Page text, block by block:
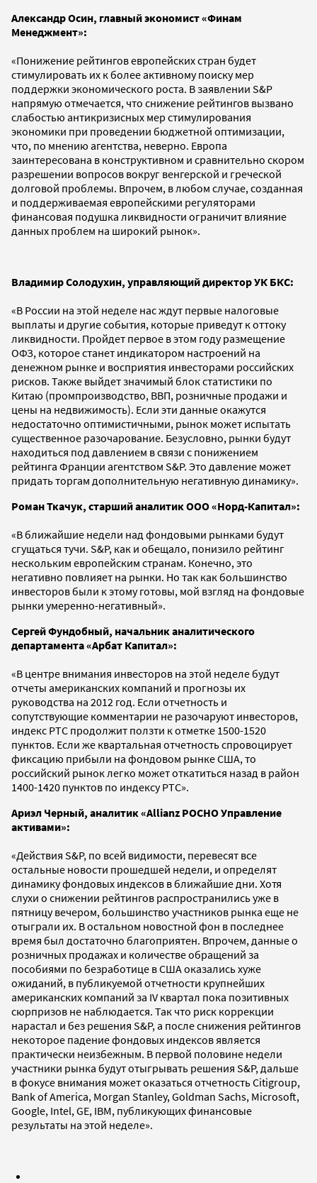
Александр Осин, главный экономист «Финам
Менеджмент»:
«Понижение рейтингов европейских стран будет
стимулировать их к более активному поиску мер
поддержки экономического роста. В заявлении S&P
напрямую отмечается, что снижение рейтингов вызвано
слабостью антикризисных мер стимулирования
экономики при проведении бюджетной оптимизации,
что, по мнению агентства, неверно. Европа
заинтересована в конструктивном и сравнительно скором
разрешении вопросов вокруг венгерской и греческой
долговой проблемы. Впрочем, в любом случае, созданная
и поддерживаемая европейскими регуляторами
финансовая подушка ликвидности ограничит влияние
данных проблем на широкий рынок».
Владимир Солодухин, управляющий директор УК БКС:
«В России на этой неделе нас ждут первые налоговые
выплаты и другие события, которые приведут к оттоку
ликвидности. Пройдет первое в этом году размещение
ОФЗ, которое станет индикатором настроений на
денежном рынке и восприятия инвесторами российских
рисков. Также выйдет значимый блок статистики по
Китаю (промпроизводство, ВВП, розничные продажи и
цены на недвижимость). Если эти данные окажутся
недостаточно оптимистичными, рынок может испытать
существенное разочарование. Безусловно, рынки будут
находиться под давлением в связи с понижением
рейтинга Франции агентством S&P. Это давление может
придать торгам дополнительную негативную динамику».
Роман Ткачук, старший аналитик ООО «Норд-Капитал»:
«В ближайшие недели над фондовыми рынками будут
сгущаться тучи. S&P, как и обещало, понизило рейтинг
нескольким европейским странам. Конечно, это
негативно повлияет на рынки. Но так как большинство
инвесторов были к этому готовы, мой взгляд на фондовые
рынки умеренно-негативный».
Сергей Фундобный, начальник аналитического
департамента «Арбат Капитал»:
«В центре внимания инвесторов на этой неделе будут
отчеты американских компаний и прогнозы их
руководства на 2012 год. Если отчетность и
сопутствующие комментарии не разочаруют инвесторов,
индекс РТС продолжит ползти к отметке 1500-1520
пунктов. Если же квартальная отчетность спровоцирует
фиксацию прибыли на фондовом рынке США, то
российский рынок легко может откатиться назад в район
1400-1420 пунктов по индексу РТС».
Ариэл Черный, аналитик «Allianz РОСНО Управление
активами»:
«Действия S&P, по всей видимости, перевесят все
остальные новости прошедшей недели, и определят
динамику фондовых индексов в ближайшие дни. Хотя
слухи о снижении рейтингов распространились уже в
пятницу вечером, большинство участников рынка еще не
отыграли их. В остальном новостной фон в последнее
время был достаточно благоприятен. Впрочем, данные о
розничных продажах и количестве обращений за
пособиями по безработице в США оказались хуже
ожиданий, в публикуемой отчетности крупнейших
американских компаний за IV квартал пока позитивных
сюрпризов не наблюдается. Так что риск коррекции
нарастал и без решения S&P, а после снижения рейтингов
некоторое падение фондовых индексов является
практически неизбежным. В первой половине недели
участники рынка будут отыгрывать решения S&P, дальше
в фокусе внимания может оказаться отчетность Citigroup,
Bank of America, Morgan Stanley, Goldman Sachs, Microsoft,
Google, Intel, GE, IBM, публикующих финансовые
результаты на этой неделе».